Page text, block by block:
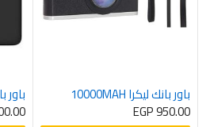
باور بانك ليكرا 10000MAH
EGP950.00